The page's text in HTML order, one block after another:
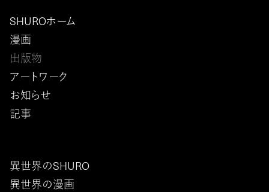
SHUROホーム
漫画
出版物
アートワーク
お知らせ
記事
異世界のSHURO
異世界の漫画